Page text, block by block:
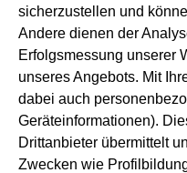
Wasser
Service
Energie
Sicherheit
Arbeitssicherheit ist
Gelsenwasser. Ein
sicherzustellen und
Andere dienen der
Erfolgsmessung unserer
unseres Angebots. Mit
dabei auch
Geräteinformationen).
Drittanbieter übermittelt
Zwecken wie